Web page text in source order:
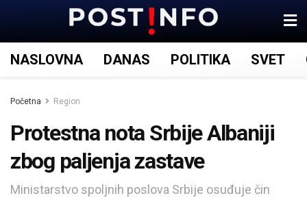
NASLOVNA DANAS POLITIKA SVET
Početna Region
Protestna nota Srbije Albaniji
zbog paljenja zastave
Ministarstvo spoljnih poslova Srbije osuđuje čin